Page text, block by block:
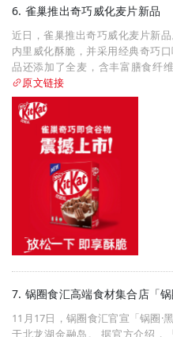
6. 雀巢推出奇巧威化麦片新品
近日，雀巢推出奇巧威化麦片新
内里威化酥脆，并采用经典奇巧
品还添加了全麦，含丰富膳食纤
原文链接
7. 锅圈食汇高端食材集合店「
11月17日，锅圈食汇官宣「锅圈·
于北龙湖金融岛。 据官方介绍，